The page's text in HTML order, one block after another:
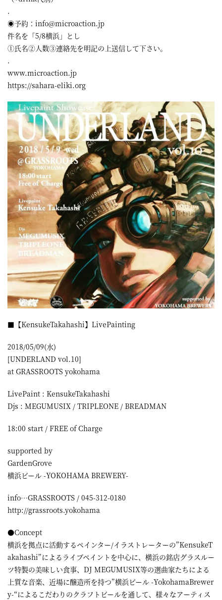
.
◉予約：info@microaction.jp
件名を「5/8横浜」とし
①氏名②人数③連絡先を明記の上送信して下さい。
.
www.microaction.jp
https://sahara-eliki.org
■【KensukeTakahashi】LivePainting
2018/05/09(水)
[UNDERLAND vol.10]
at GRASSROOTS yokohama
LivePaint : KensukeTakahashi
Djs : MEGUMUSIX / TRIPLEONE / BREADMAN
18:00 start / FREE of Charge
supported by
GardenGrove
横浜ビール -YOKOHAMA BREWERY-
info…GRASSROOTS / 045-312-0180
http://grassroots.yokohama
●Concept
横浜を拠点に活動するペインター/イラストレーターの”KensukeT
akahashi”によるライブペイントを中心に、横浜の銘店グラスルー
ツ特製の美味しい食事、DJ MEGUMUSIX等の選曲家たちによる
上質な音楽、近場に醸造所を持つ”横浜ビール -YokohamaBrewer
y-“によるこだわりのクラフトビールを通して、様々なアーティス